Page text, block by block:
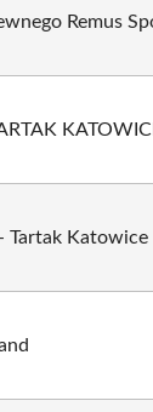
Remus
Tartak Katowice